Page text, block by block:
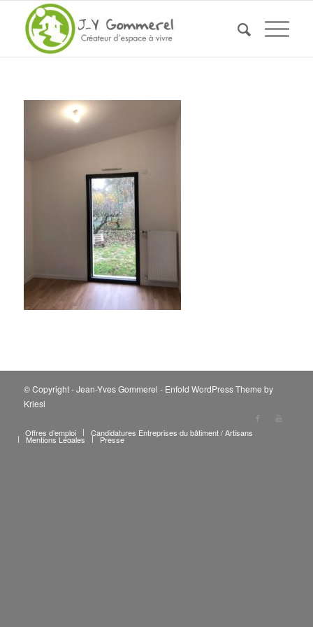
© Copyright - Jean-Yves Gommerel - Enfold WordPress Theme by
Kriesi
Offres d’emploi Candidatures Entreprises du bâtiment / Artisans
Mentions Légales Presse